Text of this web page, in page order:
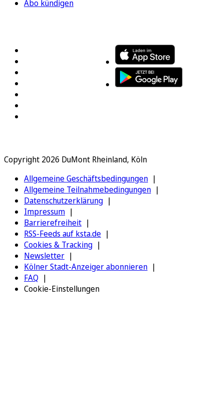
Abo kündigen
Copyright 2026 DuMont Rheinland, Köln
Allgemeine Geschäftsbedingungen
Allgemeine Teilnahmebedingungen
Datenschutzerklärung
Impressum
Barrierefreiheit
RSS-Feeds auf ksta.de
Cookies & Tracking
Newsletter
Kölner Stadt-Anzeiger abonnieren
FAQ
Cookie-Einstellungen